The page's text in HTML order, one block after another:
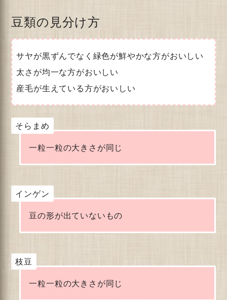
豆類の見分け方
サヤが黒ずんでなく緑色が鮮やかな方がおいしい
太さが均一な方がおいしい
産毛が生えている方がおいしい
そらまめ
一粒一粒の大きさが同じ
インゲン
豆の形が出ていないもの
枝豆
一粒一粒の大きさが同じ